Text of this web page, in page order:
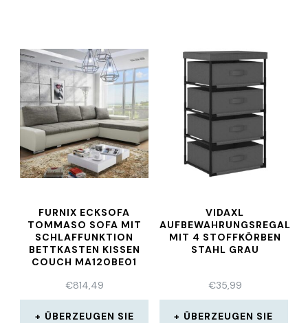
FURNIX ECKSOFA
TOMMASO SOFA MIT
SCHLAFFUNKTION
BETTKASTEN KISSEN
COUCH MA120BE01
€814,49
ÜBERZEUGEN SIE
VIDAXL
AUFBEWAHRUNGSREGAL
MIT 4 STOFFKÖRBEN
STAHL GRAU
€35,99
ÜBERZEUGEN SIE